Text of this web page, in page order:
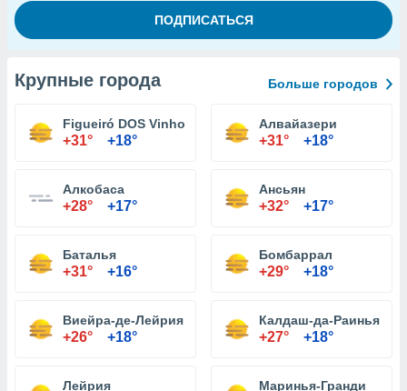
Крупные города Больше городов
Figueiró DOS Vinhos
+31° +18°
Алвайазери
+31° +18°
Алкобаса
+28° +17°
Ансьян
+32° +17°
Баталья
+31° +16°
Бомбаррал
+29° +18°
Виейра-де-Лейрия
+26° +18°
Калдаш-да-Раинья
+27° +18°
Лейрия Маринья-Гранди